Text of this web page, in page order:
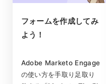
フォームを作成してみ
よう！
Adobe Marketo Engage
の使い方を手取り足取り